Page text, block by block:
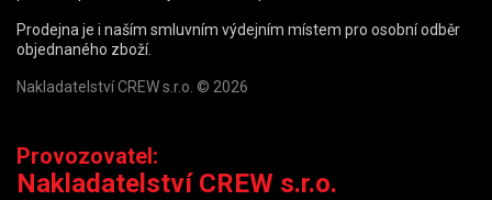
Prodejna je i naším smluvním výdejním místem pro osobní odběr
objednaného zboží.
Nakladatelství CREW s.r.o. © 2026
Provozovatel:
Nakladatelství CREW s.r.o.